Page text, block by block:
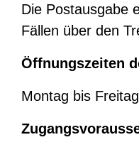
Die Postausgabe
Fällen über den
Öffnungszeiten
Montag bis